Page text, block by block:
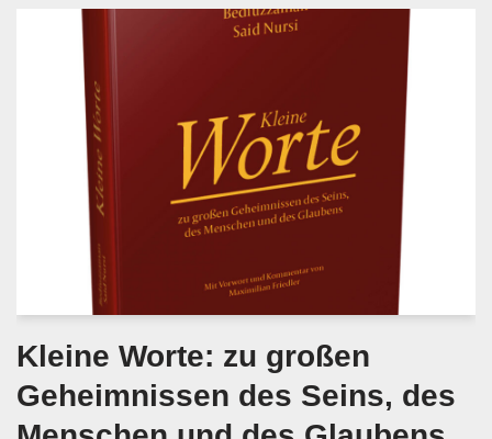
Kleine Worte: zu großen
Geheimnissen des Seins, des